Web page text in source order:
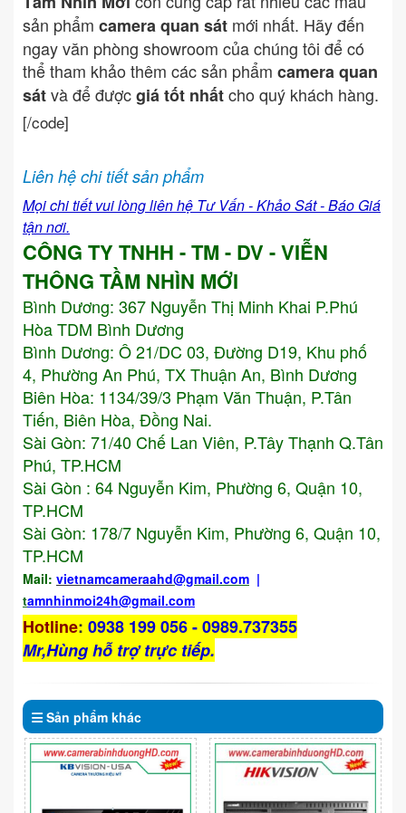
sản phẩm camera quan sát mới nhất. Hãy đến
ngay văn phòng showroom của chúng tôi để có
thể tham khảo thêm các sản phẩm camera quan
sátvà để đượcgiá tốt nhấtcho quý khách hàng.
[/code]
Liên hệ chi tiết sản phẩm
Mọi chi tiết vui lòng liên hệ Tư Vấn - Khảo Sát - Báo Giá
tận nơi.
CÔNG TY TNHH - TM - DV - VIỄN
THÔNG TẦM NHÌN MỚI
Bình Dương: 367 Nguyễn Thị Minh Khai P.Phú
Hòa TDM Bình Dương
Bình Dương: Ô 21/DC 03, Đường D19, Khu phố
4, Phường An Phú, TX Thuận An, Bình Dương
Biên Hòa: 1134/39/3 Phạm Văn Thuận, P.Tân
Tiến, Biên Hòa, Đồng Nai.
Sài Gòn: 71/40 Chế Lan Viên, P.Tây Thạnh Q.Tân
Phú, TP.HCM
Sài Gòn : 64 Nguyễn Kim, Phường 6, Quận 10,
TP.HCM
Sài Gòn: 178/7 Nguyễn Kim, Phường 6, Quận 10,
TP.HCM
Mail: vietnamcameraahd@gmail.com |
tamnhinmoi24h@gmail.com
Hotline: 0938 199 056 - 0989.737355
Mr,Hùng hỗ trợ trực tiếp.
Sản phẩm khác